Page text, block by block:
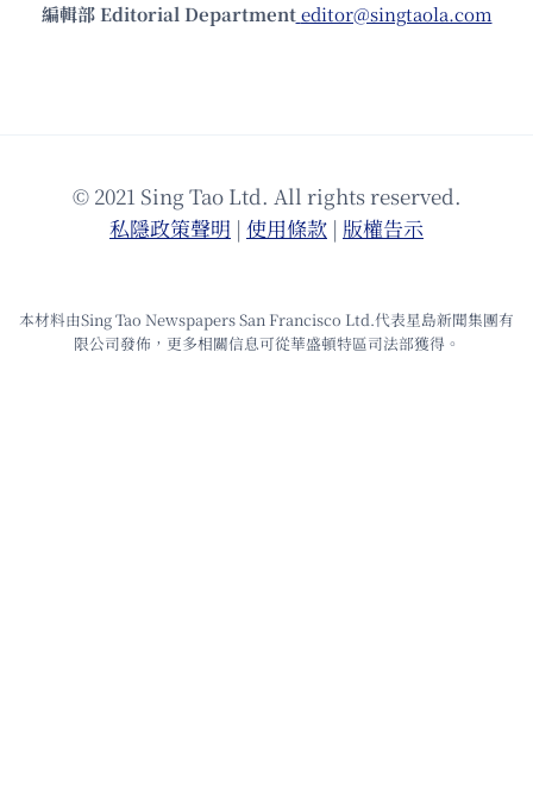
編輯部 Editorial Department editor@singtaola.com
© 2021 Sing Tao Ltd. All rights reserved.
私隱政策聲明 | 使⽤條款 | 版權告⽰
本材料由Sing Tao Newspapers San Francisco Ltd.代表星島新聞集團有
限公司發佈，更多相關信息可從華盛頓特區司法部獲得。